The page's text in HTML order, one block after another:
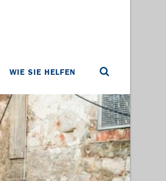
WIE SIE HELFEN